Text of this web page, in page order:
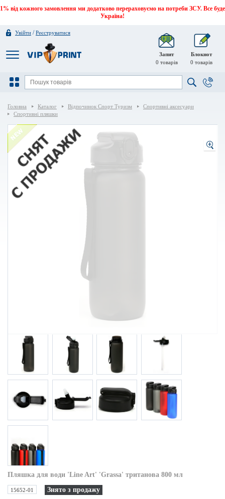
1% від кожного замовлення ми додатково перераховуємо на потреби ЗСУ. Все буде
Україна!
Увійти /Реєструватися
Запит
0 товарів
Блокнот
0 товарів
Головна Каталог Відпочинок Спорт Туризм
Спортивні аксесуари
Спортивні пляшки
Пляшка для води 'Line Art' 'Grassa' тританова 800 мл
15652-01 Знято з продажу